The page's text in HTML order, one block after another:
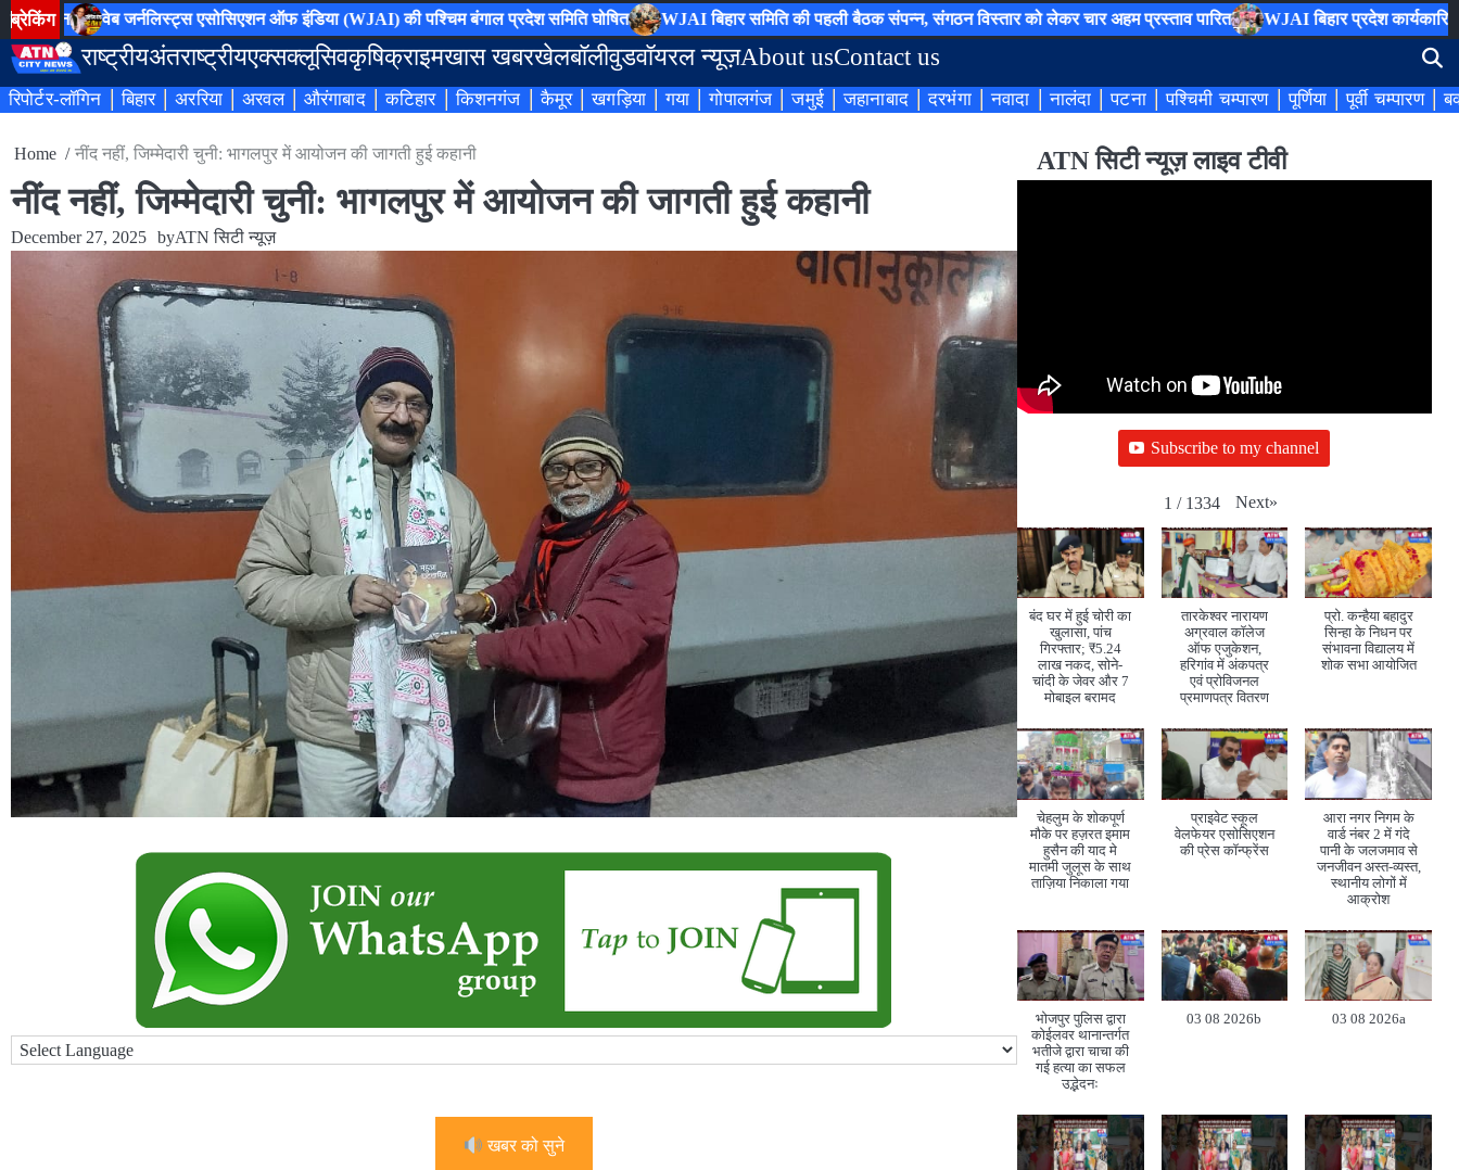
Skip
to
content
ब्रेकिंगवेब जर्नलिस्ट्स एसोसिएशन ऑफ इंडिया (WJAI) की पश्चिम बंगाल प्रदेश समिति घोषित WJAI बिहार समिति की पहली बैठक संपन्न, संगठन विस्तार को लेकर चार अहम प्रस्ताव पारित WJAI बिहार प्रदेश कार्यकारिणी का
राष्ट्रीयअंतराष्ट्रीयएक्सक्लूसिवकृषिक्राइमखास खबरखेलबॉलीवुडवॉयरल न्यूज़About usContact us
रिपोर्टर-लॉगिन बिहार अररिया अरवल औरंगाबाद कटिहार किशनगंज कैमूर खगड़िया गया गोपालगंज जमुई जहानाबाद दरभंगा नवादा नालंदा पटना पश्चिमी चम्पारण पूर्णिया पूर्वी चम्पारण
Home नींद नहीं, जिम्मेदारी चुनी: भागलपुर में आयोजन की जागती हुई कहानी
नींद नहीं, जिम्मेदारी चुनी: भागलपुर में आयोजन की जागती हुई कहानी
December 27, 2025 byATN सिटी न्यूज़
खबर को सुने
ATN सिटी न्यूज़ लाइव टीवी
Subscribe to my channel
1 / 1334 Next»
बंद घर में हुई चोरी का
खुलासा, पांच
गिरफ्तार; ₹5.24
लाख नकद, सोने-
चांदी के जेवर और 7
मोबाइल बरामद
तारकेश्वर नारायण
अग्रवाल कॉलेज
ऑफ एजुकेशन,
हरिगांव में अंकपत्र
एवं प्रोविजनल
प्रमाणपत्र वितरण
प्रो. कन्हैया बहादुर
सिन्हा के निधन पर
संभावना विद्यालय में
शोक सभा आयोजित
चेहलुम के शोकपूर्ण
मौके पर हज़रत इमाम
हुसैन की याद मे
मातमी जुलूस के साथ
ताज़िया निकाला गया
प्राइवेट स्कूल
वेलफेयर एसोसिएशन
की प्रेस कॉन्फ्रेंस
आरा नगर निगम के
वार्ड नंबर 2 में गंदे
पानी के जलजमाव से
जनजीवन अस्त-व्यस्त,
स्थानीय लोगों में
आक्रोश
भोजपुर पुलिस द्वारा
कोईलवर थानान्तर्गत
भतीजे द्वारा चाचा की
गई हत्या का सफल
उद्भेदनः
03 08 2026b 03 08 2026a